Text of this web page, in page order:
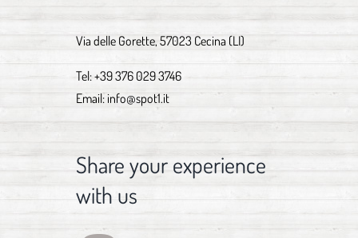
Via delle Gorette, 57023 Cecina (LI)
Tel:+39 376 029 3746
Email: info@spot1.it
Share your experience
with us